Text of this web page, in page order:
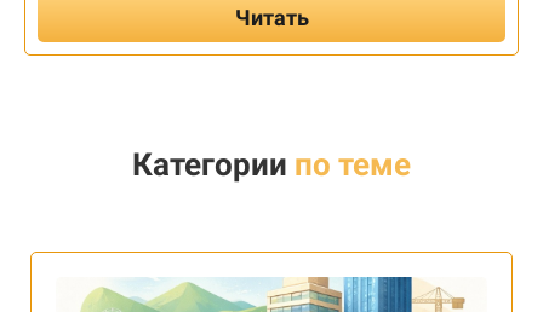
Читать
Категории по теме